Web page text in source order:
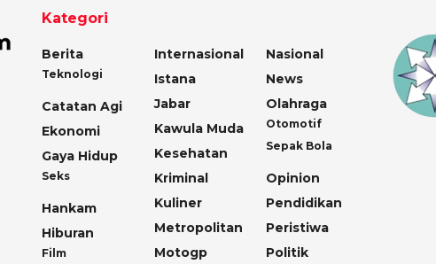
Kategori
Berita
Teknologi
Catatan Agi
Ekonomi
Gaya Hidup
Seks
Hankam
Hiburan
Film
Internasional
Istana
Jabar
Kawula Muda
Kesehatan
Kriminal
Kuliner
Metropolitan
Motogp
Nasional
News
Olahraga
Otomotif
Sepak Bola
Opinion
Pendidikan
Peristiwa
Politik